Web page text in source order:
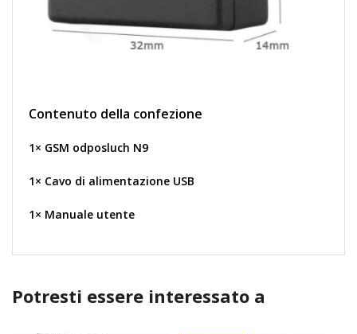
Contenuto della confezione
1× GSM odposluch N9
1× Cavo di alimentazione USB
1× Manuale utente
Potresti essere interessato a